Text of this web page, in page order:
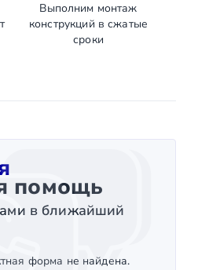
Выполним монтаж
конструкций в сжатые
сроки
помощь
в ближайший
форма не найдена.